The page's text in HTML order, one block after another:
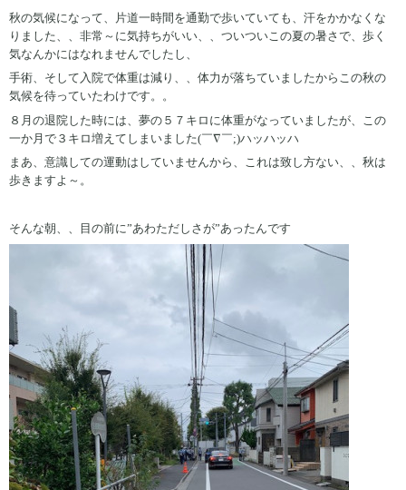
秋の気候になって、片道一時間を通勤で歩いていても、汗をかかなくな
りました、、非常～に気持ちがいい、、ついついこの夏の暑さで、歩く
気なんかにはなれませんでしたし、
手術、そして入院で体重は減り、、体力が落ちていましたからこの秋の
気候を待っていたわけです。。
８月の退院した時には、夢の５７キロに体重がなっていましたが、この
一か月で３キロ増えてしまいました(￣∇￣;)ハッハッハ
まあ、意識しての運動はしていませんから、これは致し方ない、、秋は
歩きますよ～。
そんな朝、、目の前に”あわただしさが”あったんです